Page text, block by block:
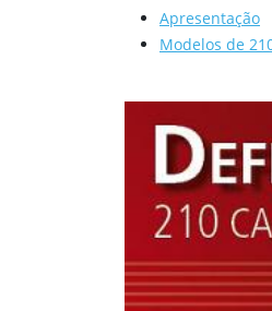
Apresentação
Modelos de